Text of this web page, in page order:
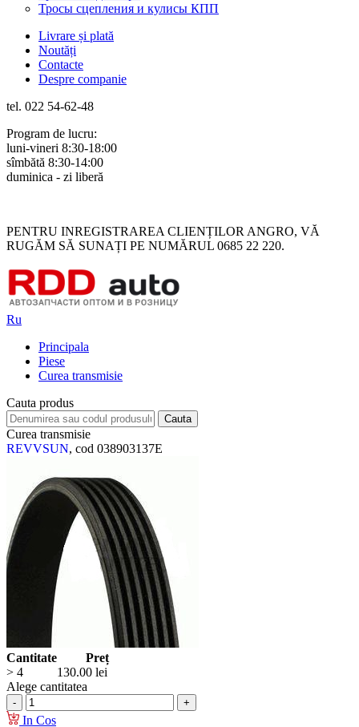
Тросы сцепления и кулисы КПП
Livrare și plată
Noutăți
Contacte
Despre companie
tel. 022 54-62-48
Program de lucru:
luni-vineri 8:30-18:00
sîmbătă 8:30-14:00
duminica - zi liberă
PENTRU INREGISTRAREA CLIENȚILOR ANGRO, VĂ
RUGĂM SĂ SUNAȚI PE NUMĂRUL 0685 22 220.
Ru
Principala
Piese
Curea transmisie
Cauta produs
Curea transmisie
REVVSUN, cod 038903137E
Cantitate
Preț
> 4
130.00 lei
Alege cantitatea
In Cos